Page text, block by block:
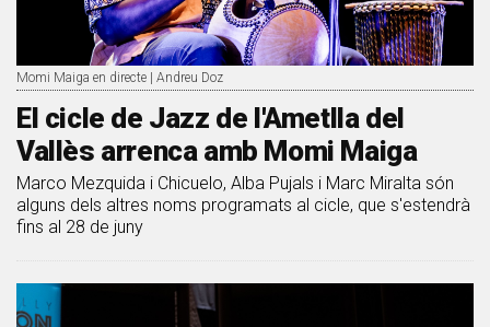
Momi Maiga en directe | Andreu Doz
El cicle de Jazz de l'Ametlla del
Vallès arrenca amb Momi Maiga
Marco Mezquida i Chicuelo, Alba Pujals i Marc Miralta són
alguns dels altres noms programats al cicle, que s'estendrà
fins al 28 de juny